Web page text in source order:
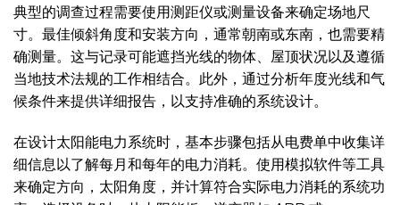
典型的调查过程需要使用测距仪或测量设备来确定场地尺
寸。最佳倾斜角度和安装方向，通常朝南或东南，也需要精
确测量。这与记录可能遮挡光线的物体、屋顶状况以及遵循
当地技术法规的工作相结合。此外，通过分析年度光线和气
候条件来提供详细报告，以支持准确的系统设计。
在设计太阳能电力系统时，基本步骤包括从电费单中收集详
细信息以了解每月和每年的电力消耗。使用模拟软件等工具
来确定方向，太阳角度，并计算符合实际电力消耗的系统功